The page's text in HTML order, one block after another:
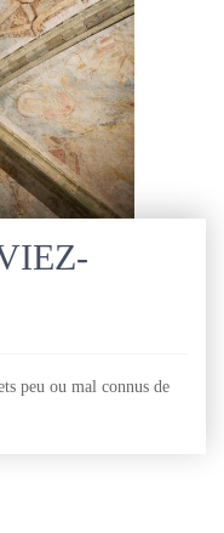
peu ou mal connus de